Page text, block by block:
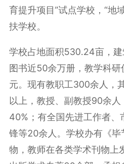
育提升项目”试点学校，“地
扶学校。
学校占地面积530.24亩，
图书近50余万册，教学科
元。现有教职工300余人，
以上，教授、副教授90余
40%；有全国先进工作者、
锋等20余人。学校办有《毕
物，教师在各类学术刊物上